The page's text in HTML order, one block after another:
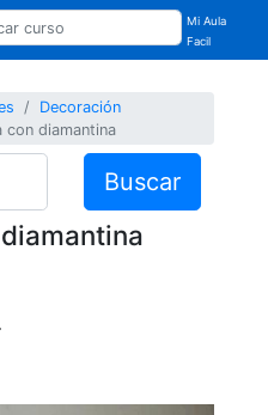
Mi Aula
Facil
Decoración
con diamantina
Buscar